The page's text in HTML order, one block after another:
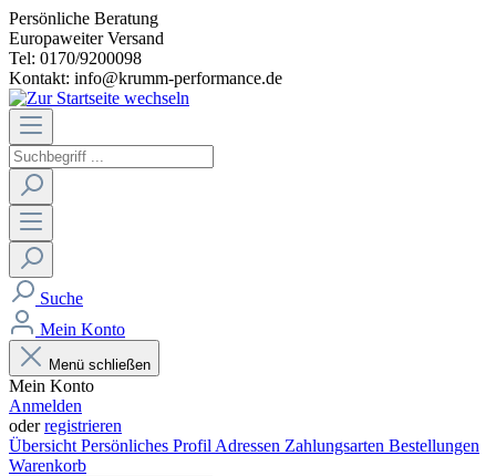
Persönliche Beratung
Europaweiter Versand
Tel: 0170/9200098
Kontakt: info@krumm-performance.de
Suche
Mein Konto
Menü schließen
Mein Konto
Anmelden
oderregistrieren
Übersicht Persönliches Profil Adressen Zahlungsarten Bestellungen
Warenkorb